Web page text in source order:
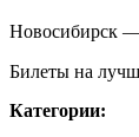
Новосибирск
Билеты на
Категории: